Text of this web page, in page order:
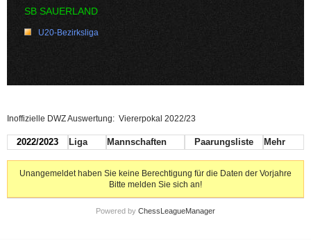
SB SAUERLAND
U20-Bezirksliga
Inoffizielle DWZ Auswertung: Viererpokal 2022/23
2022/2023 Liga Mannschaften Paarungsliste Mehr
Unangemeldet haben Sie keine Berechtigung für die Daten der Vorjahre
Bitte melden Sie sich an!
Powered by ChessLeagueManager